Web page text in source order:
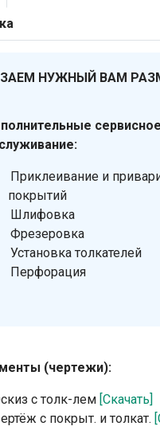
НУЖНЫЙ ВАМ
сервисное
Приклеивание и
покрытий
Шлифовка
Фрезеровка
Установка толкателей
Перфорация
(чертежи):
с толк-лем [Скачать]
с покрыт. и толкат.